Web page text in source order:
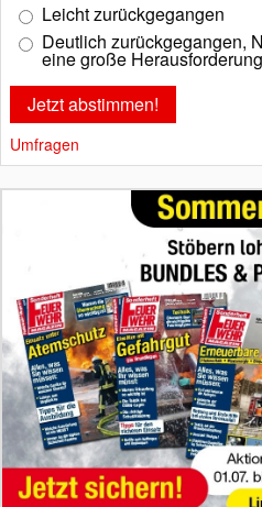
Leicht zurückgegangen
Deutlich zurückgegangen,
eine große Herausforderung
Umfragen